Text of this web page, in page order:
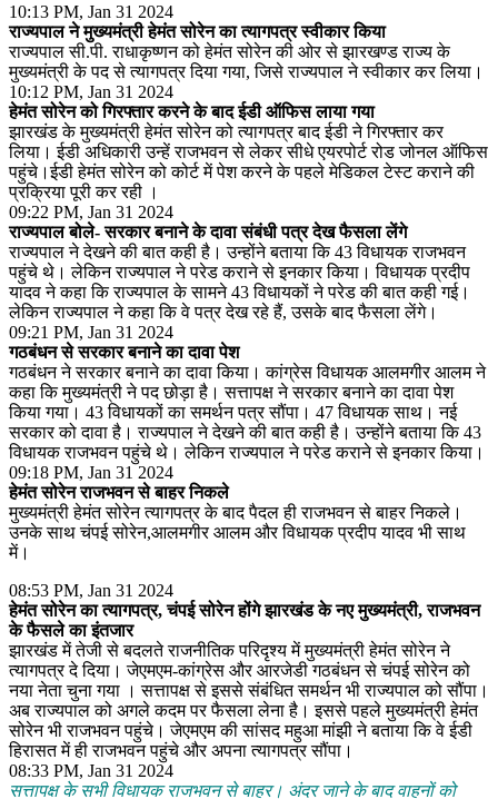
10:13 PM, Jan 31 2024
राज्यपाल ने मुख्यमंत्री हेमंत सोरेन का त्यागपत्र स्वीकार किया
राज्यपाल सी.पी. राधाकृष्णन को हेमंत सोरेन की ओर से झारखण्ड राज्य के
मुख्यमंत्री के पद से त्यागपत्र दिया गया, जिसे राज्यपाल ने स्वीकार कर लिया।
10:12 PM, Jan 31 2024
हेमंत सोरेन को गिरफ्तार करने के बाद ईडी ऑफिस लाया गया
झारखंड के मुख्यमंत्री हेमंत सोरेन को त्यागपत्र बाद ईडी ने गिरफ्तार कर
लिया। ईडी अधिकारी उन्हें राजभवन से लेकर सीधे एयरपोर्ट रोड जोनल ऑफिस
पहुंचे।ईडी हेमंत सोरेन को कोर्ट में पेश करने के पहले मेडिकल टेस्ट कराने की
प्रक्रिया पूरी कर रही ।
09:22 PM, Jan 31 2024
राज्यपाल बोले- सरकार बनाने के दावा संबंधी पत्र देख फैसला लेंगे
राज्यपाल ने देखने की बात कही है। उन्होंने बताया कि 43 विधायक राजभवन
पहुंचे थे। लेकिन राज्यपाल ने परेड कराने से इनकार किया। विधायक प्रदीप
यादव ने कहा कि राज्यपाल के सामने 43 विधायकों ने परेड की बात कही गई।
लेकिन राज्यपाल ने कहा कि वे पत्र देख रहे हैं, उसके बाद फैसला लेंगे।
09:21 PM, Jan 31 2024
गठबंधन से सरकार बनाने का दावा पेश
गठबंधन ने सरकार बनाने का दावा किया। कांग्रेस विधायक आलमगीर आलम ने
कहा कि मुख्यमंत्री ने पद छोड़ा है। सत्तापक्ष ने सरकार बनाने का दावा पेश
किया गया। 43 विधायकों का समर्थन पत्र सौंपा। 47 विधायक साथ। नई
सरकार को दावा है। राज्यपाल ने देखने की बात कही है। उन्होंने बताया कि 43
विधायक राजभवन पहुंचे थे। लेकिन राज्यपाल ने परेड कराने से इनकार किया।
09:18 PM, Jan 31 2024
हेमंत सोरेन राजभवन से बाहर निकले
मुख्यमंत्री हेमंत सोरेन त्यागपत्र के बाद पैदल ही राजभवन से बाहर निकले।
उनके साथ चंपई सोरेन,आलमगीर आलम और विधायक प्रदीप यादव भी साथ
में।
08:53 PM, Jan 31 2024
हेमंत सोरेन का त्यागपत्र, चंपई सोरेन होंगे झारखंड के नए मुख्यमंत्री, राजभवन
के फैसले का इंतजार
झारखंड में तेजी से बदलते राजनीतिक परिदृश्य में मुख्यमंत्री हेमंत सोरेन ने
त्यागपत्र दे दिया। जेएमएम-कांग्रेस और आरजेडी गठबंधन से चंपई सोरेन को
नया नेता चुना गया । सत्तापक्ष से इससे संबंधित समर्थन भी राज्यपाल को सौंपा।
अब राज्यपाल को अगले कदम पर फैसला लेना है। इससे पहले मुख्यमंत्री हेमंत
सोरेन भी राजभवन पहुंचे। जेएमएम की सांसद महुआ मांझी ने बताया कि वे ईडी
हिरासत में ही राजभवन पहुंचे और अपना त्यागपत्र सौंपा।
08:33 PM, Jan 31 2024
सत्तापक्ष के सभी विधायक राजभवन से बाहर। अंदर जाने के बाद वाहनों को